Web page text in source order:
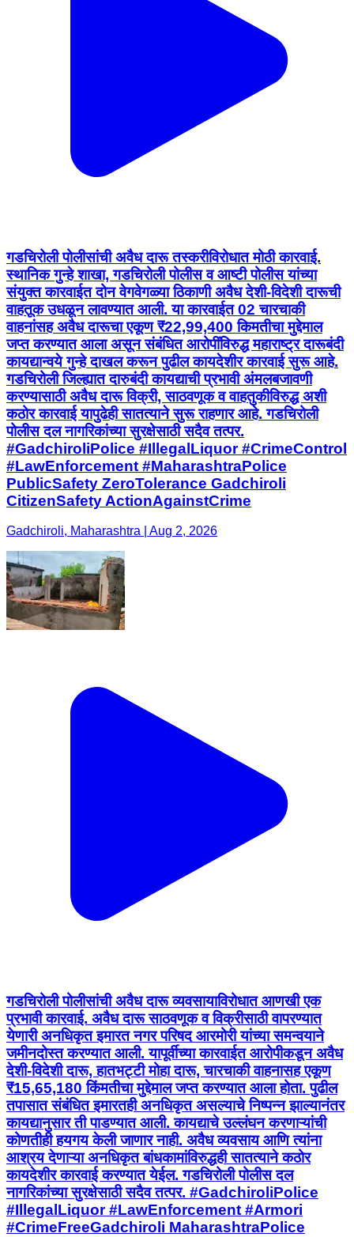
गडचिरोली पोलीसांची अवैध दारू तस्करीविरोधात मोठी कारवाई.
स्थानिक गुन्हे शाखा, गडचिरोली पोलीस व आष्टी पोलीस यांच्या
संयुक्त कारवाईत दोन वेगवेगळ्या ठिकाणी अवैध देशी-विदेशी दारूची
वाहतूक उधळून लावण्यात आली. या कारवाईत 02 चारचाकी
वाहनांसह अवैध दारूचा एकूण ₹22,99,400 किमतीचा मुद्देमाल
जप्त करण्यात आला असून संबंधित आरोपींविरुद्ध महाराष्ट्र दारूबंदी
कायद्यान्वये गुन्हे दाखल करून पुढील कायदेशीर कारवाई सुरू आहे.
गडचिरोली जिल्ह्यात दारुबंदी कायद्याची प्रभावी अंमलबजावणी
करण्यासाठी अवैध दारू विक्री, साठवणूक व वाहतुकीविरुद्ध अशी
कठोर कारवाई यापुढेही सातत्याने सुरू राहणार आहे. गडचिरोली
पोलीस दल नागरिकांच्या सुरक्षेसाठी सदैव तत्पर.
#GadchiroliPolice #IllegalLiquor #CrimeControl
#LawEnforcement #MaharashtraPolice
PublicSafety ZeroTolerance Gadchiroli
CitizenSafety ActionAgainstCrime
Gadchiroli, Maharashtra | Aug 2, 2026
गडचिरोली पोलीसांची अवैध दारू व्यवसायाविरोधात आणखी एक
प्रभावी कारवाई. अवैध दारू साठवणूक व विक्रीसाठी वापरण्यात
येणारी अनधिकृत इमारत नगर परिषद आरमोरी यांच्या समन्वयाने
जमीनदोस्त करण्यात आली. यापूर्वीच्या कारवाईत आरोपीकडून अवैध
देशी-विदेशी दारू, हातभट्टी मोहा दारू, चारचाकी वाहनासह एकूण
₹15,65,180 किंमतीचा मुद्देमाल जप्त करण्यात आला होता. पुढील
तपासात संबंधित इमारतही अनधिकृत असल्याचे निष्पन्न झाल्यानंतर
कायद्यानुसार ती पाडण्यात आली. कायद्याचे उल्लंघन करणाऱ्यांची
कोणतीही हयगय केली जाणार नाही. अवैध व्यवसाय आणि त्यांना
आश्रय देणाऱ्या अनधिकृत बांधकामांविरुद्धही सातत्याने कठोर
कायदेशीर कारवाई करण्यात येईल. गडचिरोली पोलीस दल
नागरिकांच्या सुरक्षेसाठी सदैव तत्पर. #GadchiroliPolice
#IllegalLiquor #LawEnforcement #Armori
#CrimeFreeGadchiroli MaharashtraPolice